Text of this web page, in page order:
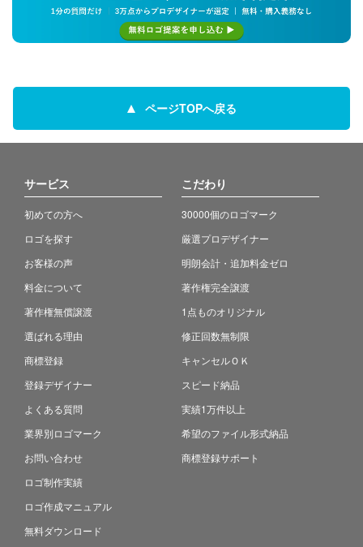
ページTOPへ戻る
サービス
初めての方へ
ロゴを探す
お客様の声
料金について
著作権無償譲渡
選ばれる理由
商標登録
登録デザイナー
よくある質問
業界別ロゴマーク
お問い合わせ
ロゴ制作実績
ロゴ作成マニュアル
無料ダウンロード
こだわり
30000個のロゴマーク
厳選プロデザイナー
明朗会計・追加料金ゼロ
著作権完全譲渡
1点ものオリジナル
修正回数無制限
キャンセルＯＫ
スピード納品
実績1万件以上
希望のファイル形式納品
商標登録サポート